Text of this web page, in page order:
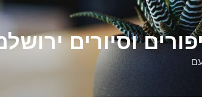
וסיורים